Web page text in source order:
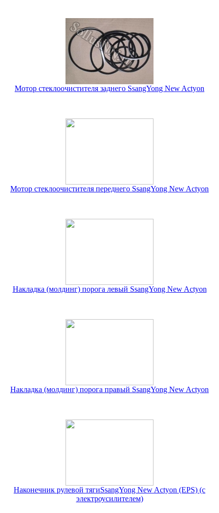
Мотор стеклоочистителя заднего SsangYong New Actyon
Мотор стеклоочистителя переднего SsangYong New Actyon
Накладка (молдинг) порога левый SsangYong New Actyon
Накладка (молдинг) порога правый SsangYong New Actyon
Наконечник рулевой тягиSsangYong New Actyon (EPS) (с
электроусилителем)